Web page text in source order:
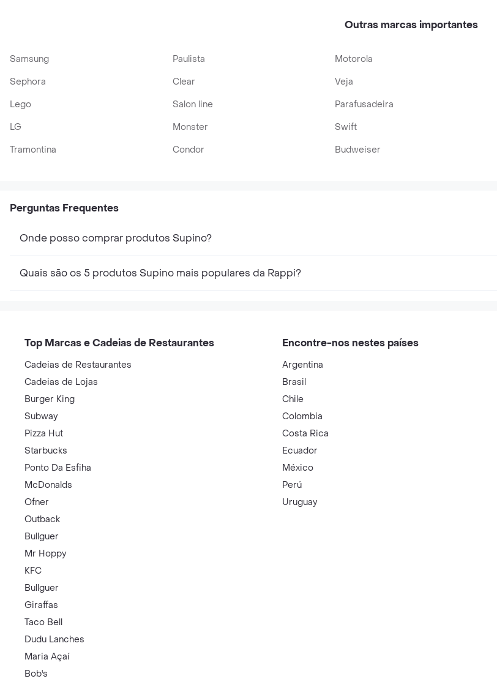
Outras marcas importantes
Samsung Paulista Motorola
Sephora
Clear Veja
Lego
Salon line Parafusadeira
LG
Monster Swift
Tramontina
Condor Budweiser
Perguntas Frequentes
Onde posso comprar produtos Supino?
Quais são os 5 produtos Supino mais populares da Rappi?
Top Marcas e Cadeias de Restaurantes
Cadeias de Restaurantes
Cadeias de Lojas
Burger King
Subway
Pizza Hut
Starbucks
Ponto Da Esfiha
McDonalds
Ofner
Outback
Bullguer
Mr Hoppy
KFC
Bullguer
Giraffas
Taco Bell
Dudu Lanches
Maria Açaí
Bob's
Encontre-nos nestes países
Argentina
Brasil
Chile
Colombia
Costa Rica
Ecuador
México
Perú
Uruguay